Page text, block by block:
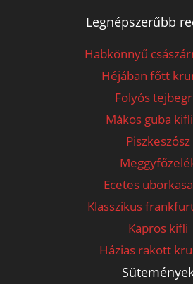
Legnépszerűbb
Habkönnyű
Héjában főtt
Folyós
Mákos guba
Piszkeszósz
Ecetes
Klasszikus
Kapros kifli
Házias rakott